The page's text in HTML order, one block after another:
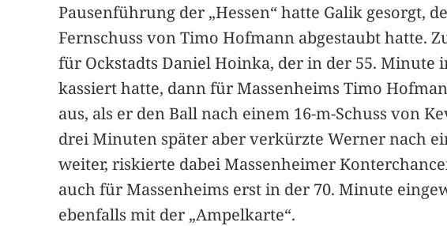
Pausenführung der „Hessen“ hatte Galik gesorgt,
Fernschuss von Timo Hofmann abgestaubt hatte.
für Ockstadts Daniel Hoinka, der in der 55. Minute
kassiert hatte, dann für Massenheims Timo
aus, als er den Ball nach einem 16-m-Schuss von
drei Minuten später aber verkürzte Werner nach
weiter, riskierte dabei Massenheimer
auch für Massenheims erst in der 70. Minute
ebenfalls mit der „Ampelkarte“.